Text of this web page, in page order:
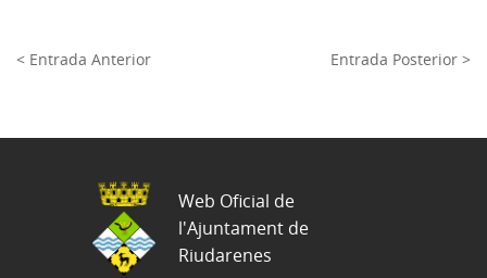
< Entrada Anterior Entrada Posterior >
Web Oficial de
l'Ajuntament de
Riudarenes